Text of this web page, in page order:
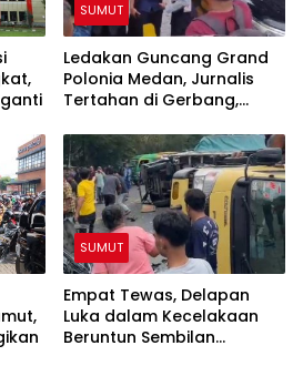
SUMUT
Ledakan Guncang Grand
Polonia Medan, Jurnalis
Tertahan di Gerbang,
Masuk Lokasi
SUMUT
Empat Tewas, Delapan
Luka dalam Kecelakaan
Beruntun Sembilan